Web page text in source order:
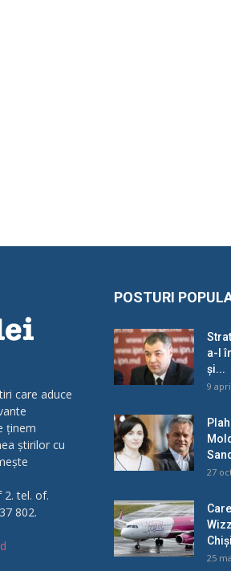
care aduce
ținem
știrilor cu
2. tel. of.
802.
POSTURI
a-l
și...
9
27
25